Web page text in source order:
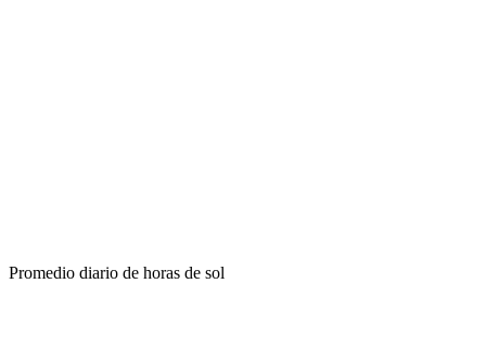
Promedio diario de horas de sol